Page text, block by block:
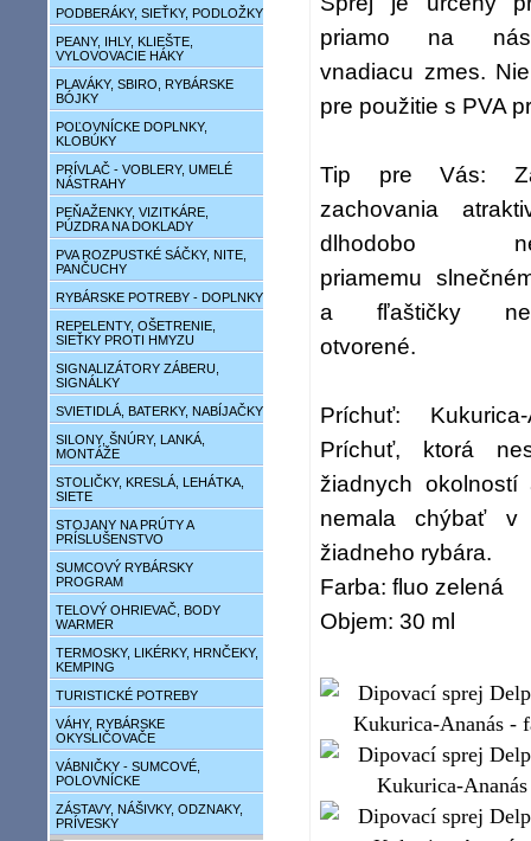
PODBERÁKY, SIEŤKY, PODLOŽKY
PEANY, IHLY, KLIEŠTE,
VYLOVOVACIE HÁKY
PLAVÁKY, SBIRO, RYBÁRSKE
BÓJKY
POĽOVNÍCKE DOPLNKY,
KLOBÚKY
PRÍVLAČ - VOBLERY, UMELÉ
NÁSTRAHY
PEŇAŽENKY, VIZITKÁRE,
PÚZDRA NA DOKLADY
PVA ROZPUSTKÉ SÁČKY, NITE,
PANČUCHY
RYBÁRSKE POTREBY - DOPLNKY
REPELENTY, OŠETRENIE,
SIEŤKY PROTI HMYZU
SIGNALIZÁTORY ZÁBERU,
SIGNÁLKY
SVIETIDLÁ, BATERKY, NABÍJAČKY
SILONY, ŠNÚRY, LANKÁ,
MONTÁŽE
STOLIČKY, KRESLÁ, LEHÁTKA,
SIETE
STOJANY NA PRÚTY A
PRÍSLUŠENSTVO
SUMCOVÝ RYBÁRSKY
PROGRAM
TELOVÝ OHRIEVAČ, BODY
WARMER
TERMOSKY, LIKÉRKY, HRNČEKY,
KEMPING
TURISTICKÉ POTREBY
VÁHY, RYBÁRSKE
OKYSLIČOVAČE
VÁBNIČKY - SUMCOVÉ,
POLOVNÍCKE
ZÁSTAVY, NÁŠIVKY, ODZNAKY,
PRÍVESKY
priamo na
vnadiacu zmes.
pre použitie s PVA
Tip pre Vás:
zachovania
dlhodobo
priamemu
a fľaštičky
otvorené.
Príchuť:
Príchuť, ktorá
žiadnych
nemala chýbať v
žiadneho rybára.
Farba: fluo zelená
Objem: 30 ml